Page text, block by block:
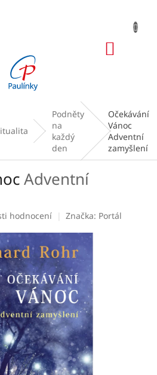
Podněty
na
každý
den
Očekávání
Vánoc
Adventní
zamyšlení
Adventní
hodnocení Značka: Portál